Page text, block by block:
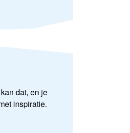
dat, en je
inspiratie.